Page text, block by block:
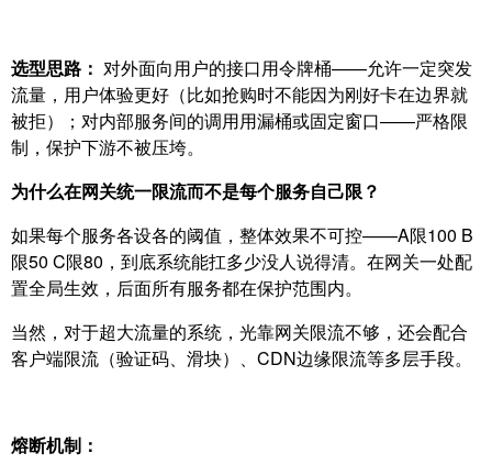
选型思路： 对外面向用户的接口用令牌桶——允许一定突发
流量，用户体验更好（比如抢购时不能因为刚好卡在边界就
被拒）；对内部服务间的调用用漏桶或固定窗口——严格限
制，保护下游不被压垮。
为什么在网关统一限流而不是每个服务自己限？
如果每个服务各设各的阈值，整体效果不可控——A限100 B
限50 C限80，到底系统能扛多少没人说得清。在网关一处配
置全局生效，后面所有服务都在保护范围内。
当然，对于超大流量的系统，光靠网关限流不够，还会配合
客户端限流（验证码、滑块）、CDN边缘限流等多层手段。
熔断机制：